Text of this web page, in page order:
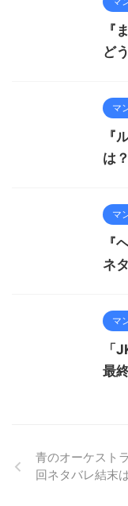
『
ど
マ
『
は
マ
『
ネ
マ
「
最
青のオーケスト
回ネタバレ結末